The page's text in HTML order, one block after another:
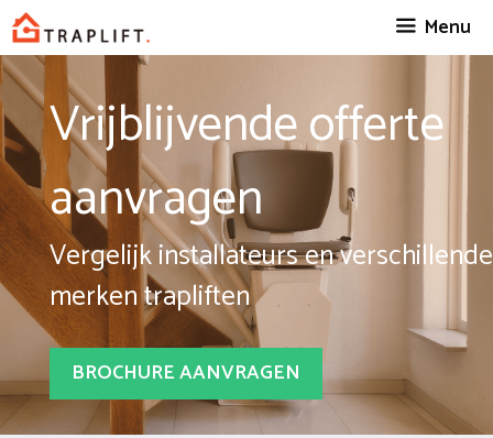
Spring
naar
inhoud
Menu
Vrijblijvende offerte
aanvragen
Vergelijk installateurs en verschillende
merken trapliften
BROCHURE AANVRAGEN